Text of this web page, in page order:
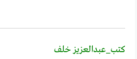
كتب_عبدالعزيز خلف